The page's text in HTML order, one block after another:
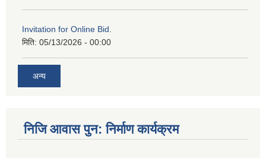
Invitation for Online Bid.
मिति: 05/13/2026 - 00:00
अन्य
निजि आवास पुन: निर्माण कार्यक्रम